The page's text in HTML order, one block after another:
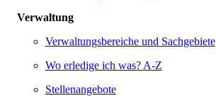
Verwaltung
Verwaltungsbereiche und Sachgebiete
Wo erledige ich was? A-Z
Stellenangebote